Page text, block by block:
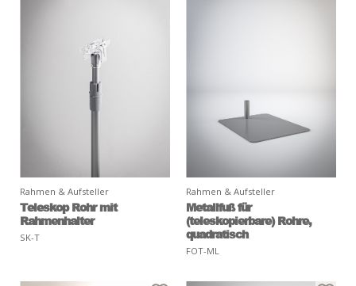
Rahmen & Aufsteller
Teleskop Rohr mit
Rahmenhalter
SK-T
Rahmen & Aufsteller
Metallfuß für
(teleskopierbare) Rohre,
quadratisch
FOT-ML